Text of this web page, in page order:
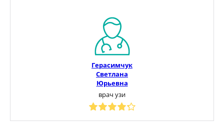
Герасимчук
Светлана
Юрьевна
врач узи